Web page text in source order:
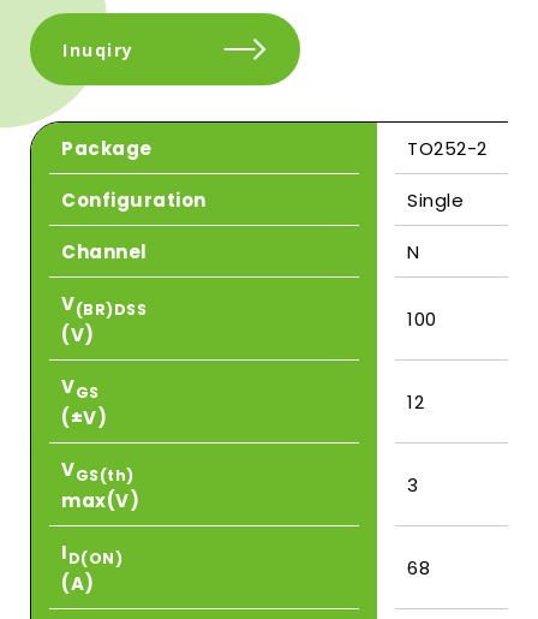
Inuqiry
Package TO252-2
Configuration Single
Channel N
V(BR)DSS
(V)
100
VGS
(±V)
12
VGS(th)
max(V)
3
ID(ON)
(A)
68